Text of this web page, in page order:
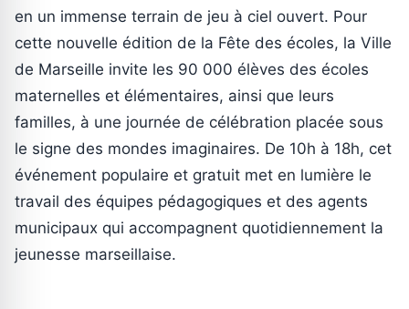
en un immense terrain de jeu à ciel ouvert. Pour
cette nouvelle édition de la Fête des écoles, la Ville
de Marseille invite les 90 000 élèves des écoles
maternelles et élémentaires, ainsi que leurs
familles, à une journée de célébration placée sous
le signe des mondes imaginaires. De 10h à 18h, cet
événement populaire et gratuit met en lumière le
travail des équipes pédagogiques et des agents
municipaux qui accompagnent quotidiennement la
jeunesse marseillaise.